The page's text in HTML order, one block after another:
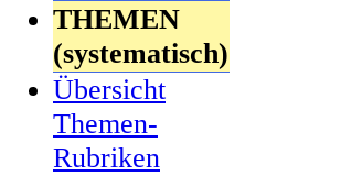
THEMEN
(systematisch)
Übersicht
Themen-
Rubriken